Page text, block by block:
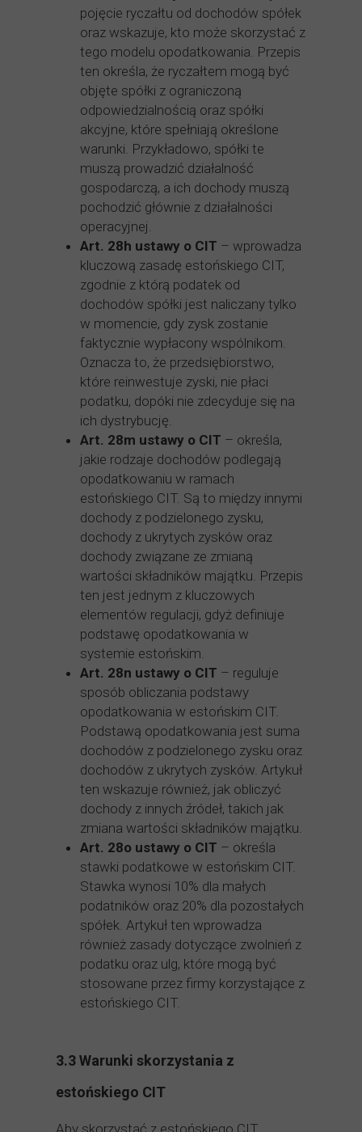
pojęcie ryczałtu od dochodów spółek
oraz wskazuje, kto może skorzystać z
tego modelu opodatkowania. Przepis
ten określa, że ryczałtem mogą być
objęte spółki z ograniczoną
odpowiedzialnością oraz spółki
akcyjne, które spełniają określone
warunki. Przykładowo, spółki te
muszą prowadzić działalność
gospodarczą, a ich dochody muszą
pochodzić głównie z działalności
operacyjnej.
Art. 28h ustawy o CIT – wprowadza
kluczową zasadę estońskiego CIT,
zgodnie z którą podatek od
dochodów spółki jest naliczany tylko
w momencie, gdy zysk zostanie
faktycznie wypłacony wspólnikom.
Oznacza to, że przedsiębiorstwo,
które reinwestuje zyski, nie płaci
podatku, dopóki nie zdecyduje się na
ich dystrybucję.
Art. 28m ustawy o CIT – określa,
jakie rodzaje dochodów podlegają
opodatkowaniu w ramach
estońskiego CIT. Są to między innymi
dochody z podzielonego zysku,
dochody z ukrytych zysków oraz
dochody związane ze zmianą
wartości składników majątku. Przepis
ten jest jednym z kluczowych
elementów regulacji, gdyż definiuje
podstawę opodatkowania w
systemie estońskim.
Art. 28n ustawy o CIT – reguluje
sposób obliczania podstawy
opodatkowania w estońskim CIT.
Podstawą opodatkowania jest suma
dochodów z podzielonego zysku oraz
dochodów z ukrytych zysków. Artykuł
ten wskazuje również, jak obliczyć
dochody z innych źródeł, takich jak
zmiana wartości składników majątku.
Art. 28o ustawy o CIT – określa
stawki podatkowe w estońskim CIT.
Stawka wynosi 10% dla małych
podatników oraz 20% dla pozostałych
spółek. Artykuł ten wprowadza
również zasady dotyczące zwolnień z
podatku oraz ulg, które mogą być
stosowane przez firmy korzystające z
estońskiego CIT.
3.3 Warunki skorzystania z
estońskiego CIT
Aby skorzystać z estońskiego CIT,